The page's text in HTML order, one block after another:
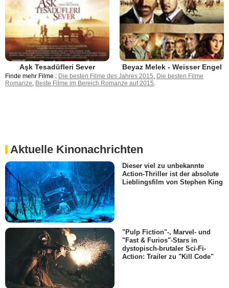
Aşk Tesadüfleri Sever Beyaz Melek - Weisser Engel
Finde mehr Filme : Die besten Filme des Jahres 2015 Die besten Filme
Romanze Beste Filme im Bereich Romanze auf 2015
Aktuelle Kinonachrichten
Dieser viel zu unbekannte
Action-Thriller ist der absolute
Lieblingsfilm von Stephen King
"Pulp Fiction"-, Marvel- und
"Fast & Furios"-Stars in
dystopisch-brutaler Sci-Fi-
Action: Trailer zu "Kill Code"